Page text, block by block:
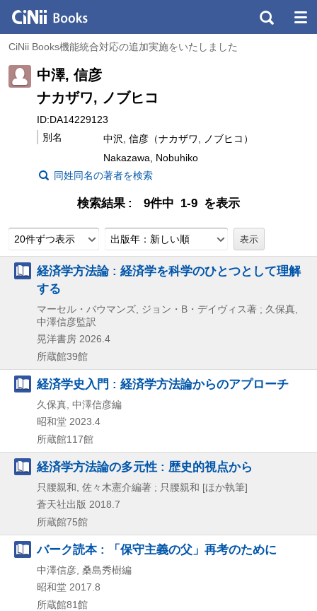
CiNii Books機能統合対応の追加実施をいたしました
中澤, 信彦
ナカザワ, ノブヒコ
ID:DA14229123
別名
中沢, 信彦（ナカザワ, ノブヒコ）
Nakazawa, Nobuhiko
同姓同名の著者を検索
検索結果 9件中 1-9 を表示
20件ずつ表示 出版年：新しい順
経済学方法論 : 経済学を科学のひとつとして理解
する
マーセル・バウマンズ, ジョン・B・デイヴィス著 ; 久保真,
中澤信彦監訳
晃洋書房 2026.4
所蔵館39館
経済学史入門 : 経済学方法論からのアプローチ
久保真, 中澤信彦編
昭和堂 2023.4
所蔵館117館
経済学方法論の多元性 : 歴史的視点から
只腰親和, 佐々木憲介編著 ; 只腰親和 [ほか執筆]
蒼天社出版 2018.7
所蔵館75館
バーク読本 : 「保守主義の父」再考のために
中澤信彦, 桑島秀樹編
昭和堂 2017.8
所蔵館81館